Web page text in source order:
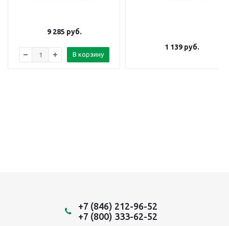
9 285 руб.
В корзину
1 139руб.
+7 (846) 212-96-52
+7 (800) 333-62-52